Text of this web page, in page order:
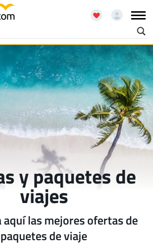
y paquetes de
viajes
aquí las mejores ofertas de
paquetes de viaje